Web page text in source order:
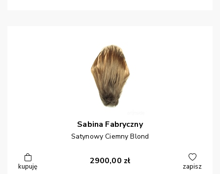
Sabina Fabryczny
Satynowy Ciemny Blond
kupuję
2900,00 zł
zapisz